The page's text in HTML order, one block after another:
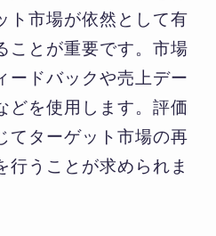
ト市場が依然として有
ことが重要です。市場
ードバックや売上デー
どを使用します。評価
てターゲット市場の再
行うことが求められま